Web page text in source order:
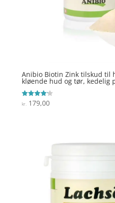
Anibio Biotin Zink tilskud til
kløende hud og tør, kedelig
Vurderet
4.2
kr.179,00